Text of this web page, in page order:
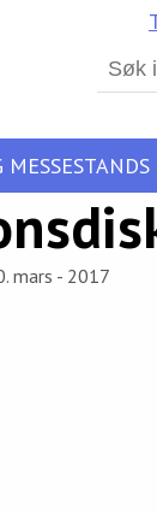
Search
for:
MESSESTANDS
mars - 2017